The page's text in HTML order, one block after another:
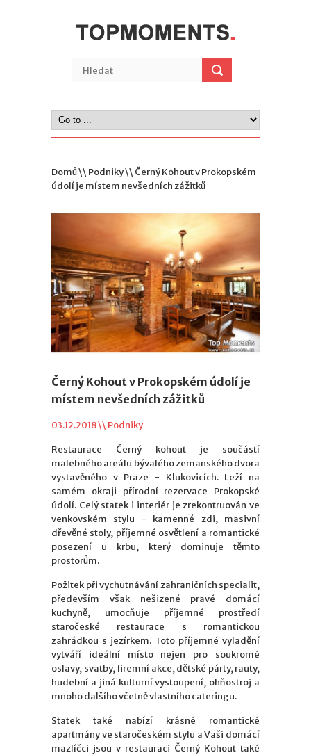
Domů\\ Podniky\\ Černý Kohout v Prokopském
údolí je místem nevšedních zážitků
Černý Kohout v Prokopském údolí je
místem nevšedních zážitků
03.12.2018 \\ Podniky
Restaurace Černý kohout je součástí
malebného areálu bývalého zemanského dvora
vystavěného v Praze - Klukovicích. Leží na
samém okraji přírodní rezervace Prokopské
údolí. Celý statek i interiér je zrekontruován ve
venkovském stylu - kamenné zdi, masivní
dřevěné stoly, příjemné osvětlení a romantické
posezení u krbu, který dominuje těmto
prostorům.
Požitek při vychutnávání zahraničních specialit,
především však nešizené pravé domácí
kuchyně, umocňuje příjemné prostředí
staročeské restaurace s romantickou
zahrádkou s jezírkem. Toto příjemné vyladění
vytváří ideální místo nejen pro soukromé
oslavy, svatby, firemní akce, dětské párty, rauty,
hudební a jiná kulturní vystoupení, ohňostroj a
mnoho dalšího včetně vlastního cateringu.
Statek také nabízí krásné romantické
apartmány ve staročeském stylu a Vaši domácí
mazlíčci jsou v restauraci Černý Kohout také